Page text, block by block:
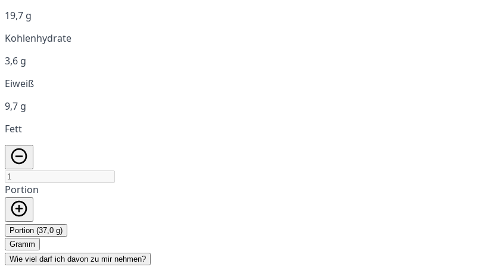
19,7 g
Kohlenhydrate
3,6 g
Eiweiß
9,7 g
Fett
Portion
Portion (37,0 g)
Gramm
Wie viel darf ich davon zu mir nehmen?